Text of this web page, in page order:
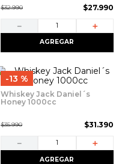
$32.990 $27.990
＋
－
AGREGAR
13 %
Whiskey Jack Daniel´s
Honey 1000cc
$35.990 $31.390
＋
－
AGREGAR